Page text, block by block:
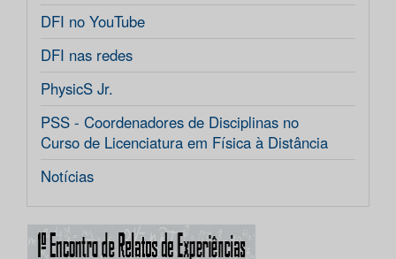
DFI no YouTube
DFI nas redes
PhysicS Jr.
PSS - Coordenadores de Disciplinas no
Curso de Licenciatura em Física à Distância
Notícias